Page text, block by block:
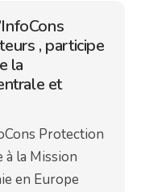
, participe
la
et
Protection
à la Mission
en Europe